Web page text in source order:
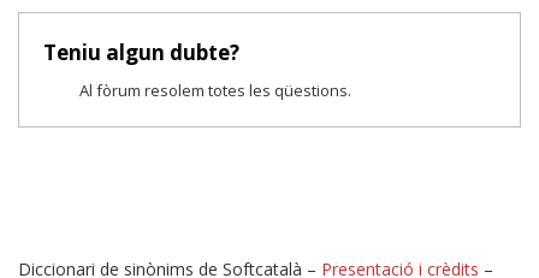
Teniu algun dubte?
Al fòrum resolem totes les qüestions.
Diccionari de sinònims de Softcatalà – Presentació i crèdits –